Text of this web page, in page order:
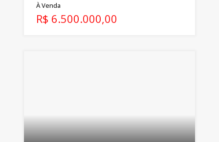
À Venda
R$ 6.500.000,00